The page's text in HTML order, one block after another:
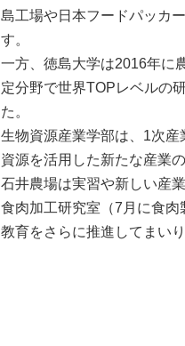
島工場や日本フードパッカ
す。
一方、徳島大学は2016年に
定分野で世界TOPレベルの
た。
生物資源産業学部は、1次
資源を活用した新たな産業
石井農場は実習や新しい産
食肉加工研究室（7月に食肉
教育をさらに推進してまいり